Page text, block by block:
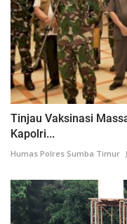
Tinjau Vaksinasi
Kapolri...
Humas Polres Sumba Timur